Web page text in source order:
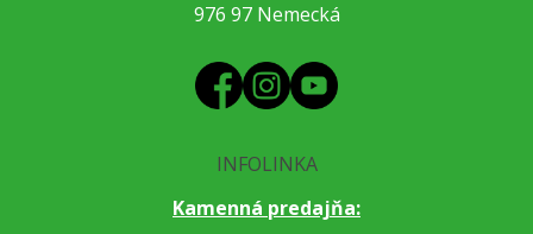
976 97 Nemecká
INFOLINKA
Kamenná predajňa: